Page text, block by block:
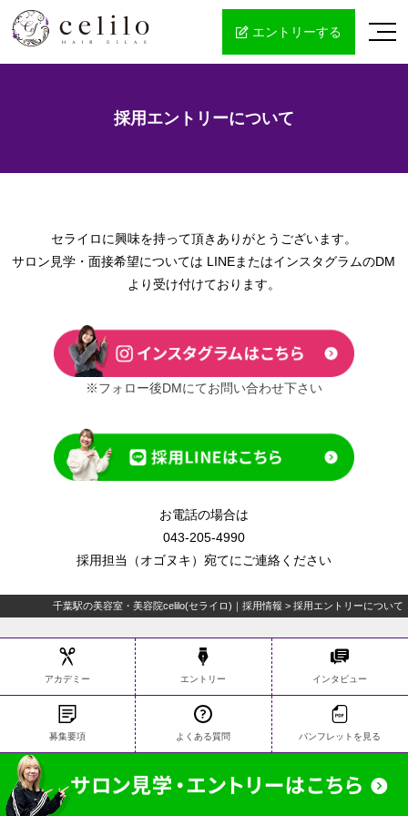
エントリーする
採用エントリーについて
セライロに興味を持って頂きありがとうございます。
サロン見学・面接希望については LINEまたはインスタグラムのDM
より受け付けております。
※フォロー後DMにてお問い合わせ下さい
お電話の場合は
043-205-4990
採用担当（オゴヌキ）宛てにご連絡ください
千葉駅の美容室・美容院celilo(セライロ)｜採用情報 > 採用エントリーについて
アカデミー エントリー インタビュー
募集要項 よくある質問 パンフレットを見る
Copyright © 千葉駅の美容室・美容院celilo(セライロ)｜採用情報 All Rights
Reserved.